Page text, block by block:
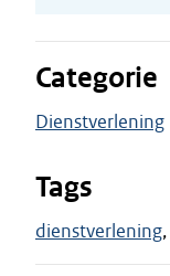
Categorie
Dienstverlening
Tags
dienstverlening